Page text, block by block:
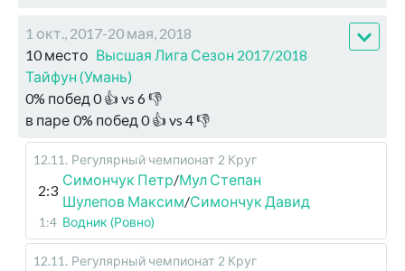
1 окт., 2017-20 мая, 2018
10 место Высшая Лига Сезон 2017/2018
Тайфун (Умань)
0% побед 0👍 vs 6👎
в паре 0% побед 0👍 vs 4👎
12.11 . Регулярный чемпионат 2 Круг
2:3
Симончук Петр/Мул Степан
Шулепов Максим/Симончук Давид
1:4 Водник (Ровно)
12.11 . Регулярный чемпионат 2 Круг